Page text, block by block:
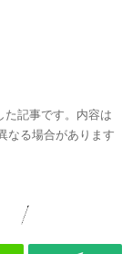
た記事です。内容は
なる場合があります